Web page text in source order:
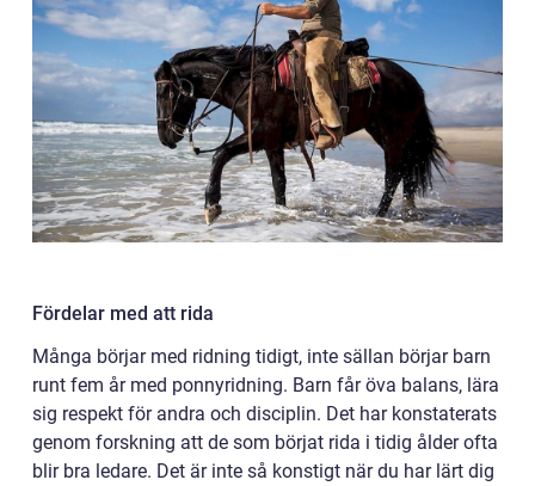
Fördelar med att rida
Många börjar med ridning tidigt, inte sällan börjar barn
runt fem år med ponnyridning. Barn får öva balans, lära
sig respekt för andra och disciplin. Det har konstaterats
genom forskning att de som börjat rida i tidig ålder ofta
blir bra ledare. Det är inte så konstigt när du har lärt dig